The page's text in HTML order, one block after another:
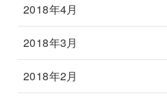
2018年4月
2018年3月
2018年2月